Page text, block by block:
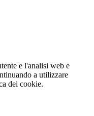
e l'analisi web e
a utilizzare
dei cookie.